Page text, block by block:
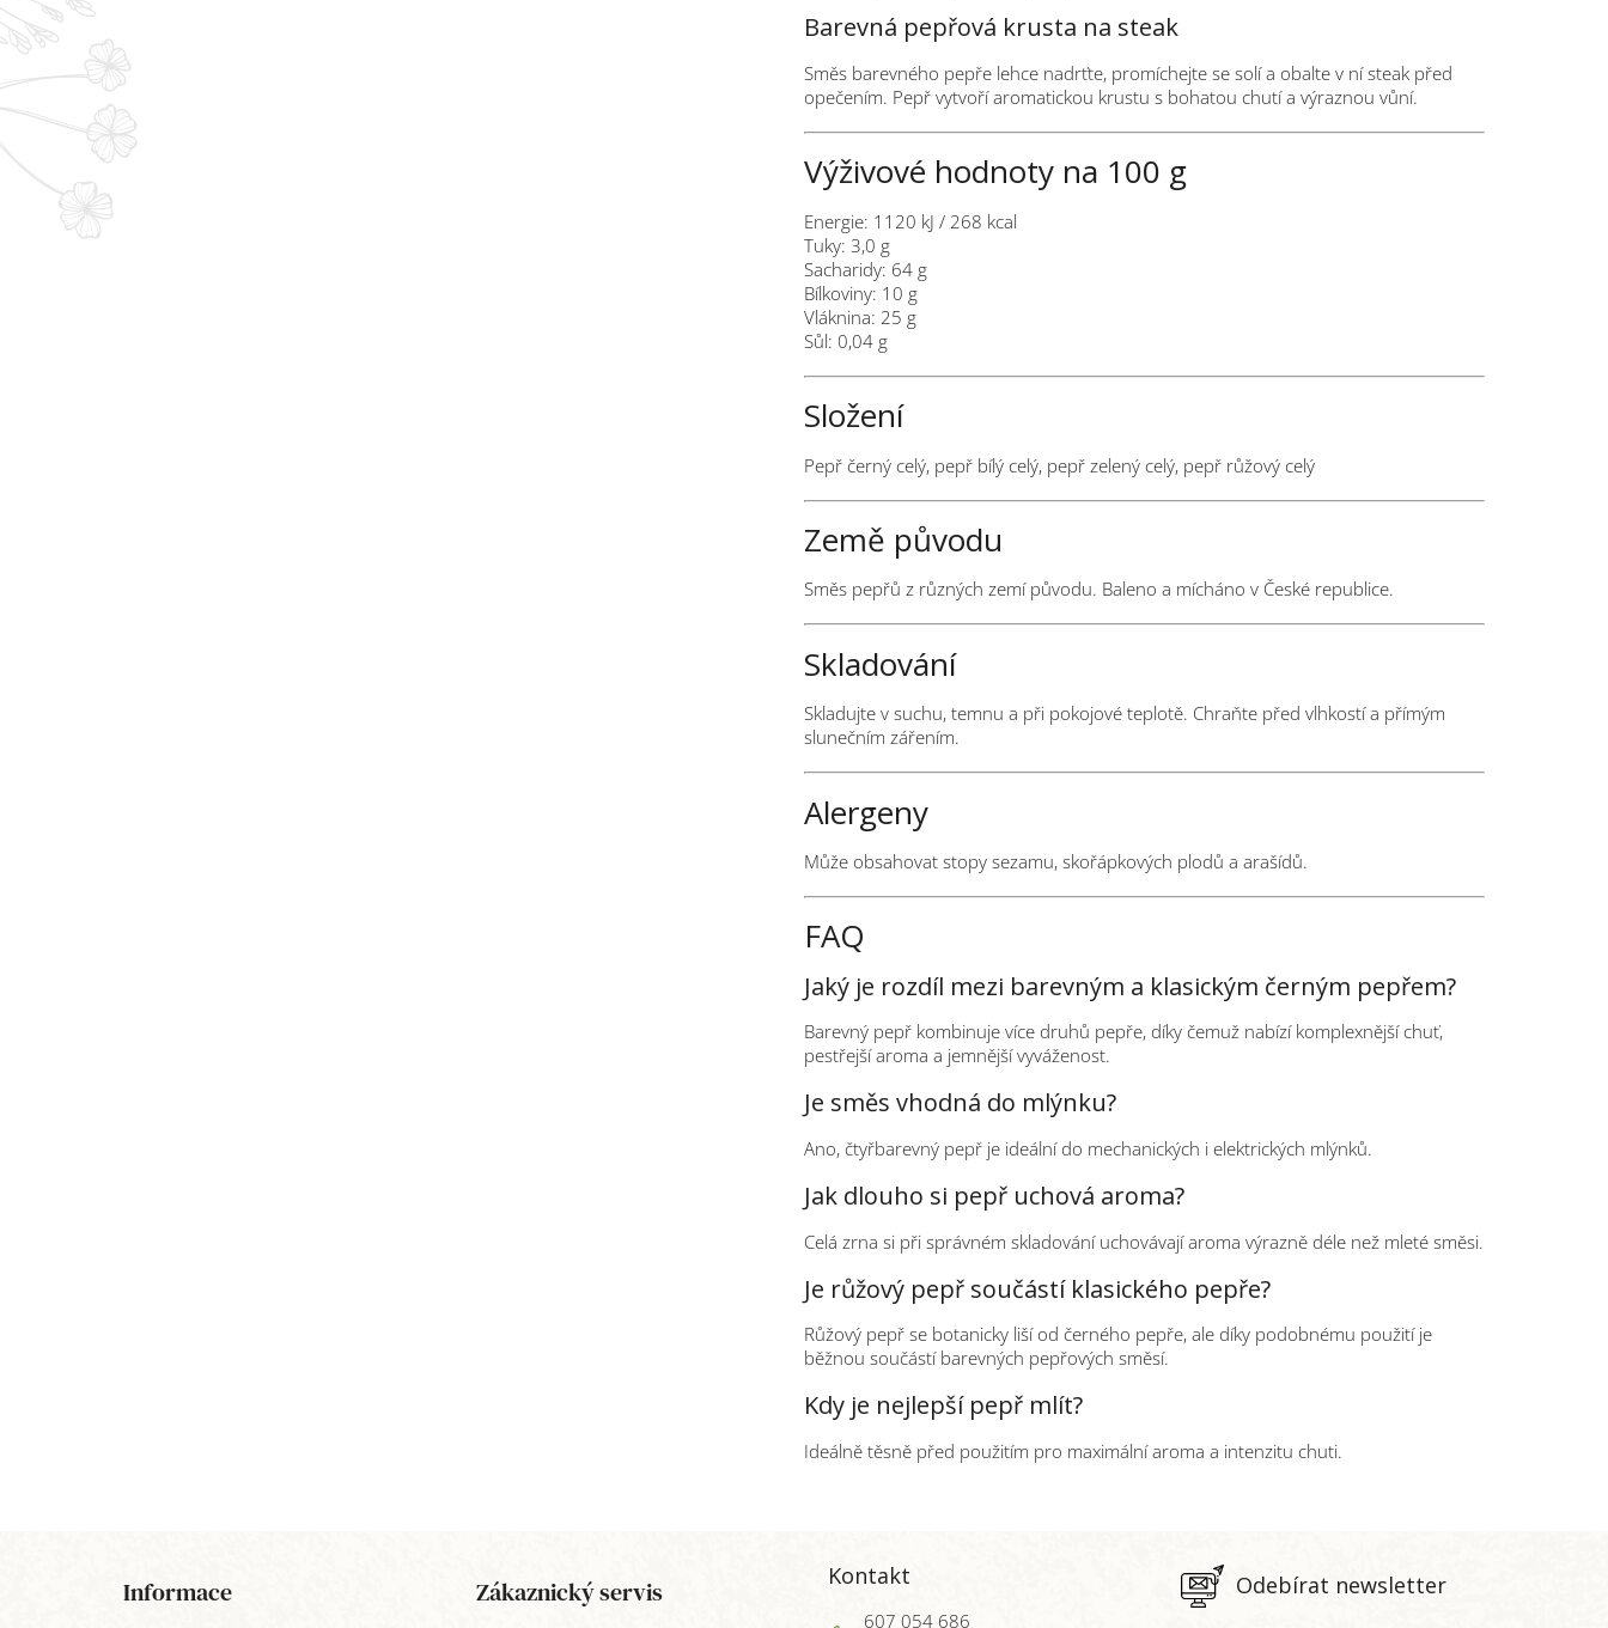
Barevná pepřová krusta na steak
Směs barevného pepře lehce nadrťte, promíchejte se solí a obalte v ní steak před
opečením. Pepř vytvoří aromatickou krustu s bohatou chutí a výraznou vůní.
Výživové hodnoty na 100 g
Energie: 1120 kJ / 268 kcal
Tuky: 3,0 g
Sacharidy: 64 g
Bílkoviny: 10 g
Vláknina: 25 g
Sůl: 0,04 g
Složení
Pepř černý celý, pepř bílý celý, pepř zelený celý, pepř růžový celý
Země původu
Směs pepřů z různých zemí původu. Baleno a mícháno v České republice.
Skladování
Skladujte v suchu, temnu a při pokojové teplotě. Chraňte před vlhkostí a přímým
slunečním zářením.
Alergeny
Může obsahovat stopy sezamu, skořápkových plodů a arašídů.
FAQ
Jaký je rozdíl mezi barevným a klasickým černým pepřem?
Barevný pepř kombinuje více druhů pepře, díky čemuž nabízí komplexnější chuť,
pestřejší aroma a jemnější vyváženost.
Je směs vhodná do mlýnku?
Ano, čtyřbarevný pepř je ideální do mechanických i elektrických mlýnků.
Jak dlouho si pepř uchová aroma?
Celá zrna si při správném skladování uchovávají aroma výrazně déle než mleté směsi.
Je růžový pepř součástí klasického pepře?
Růžový pepř se botanicky liší od černého pepře, ale díky podobnému použití je
běžnou součástí barevných pepřových směsí.
Kdy je nejlepší pepř mlít?
Ideálně těsně před použitím pro maximální aroma a intenzitu chuti.
Informace Zákaznický servis Kontakt
607 054 686
Odebírat newsletter